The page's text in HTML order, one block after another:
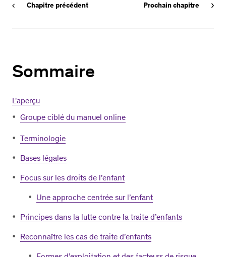
Chapitre précédent Prochain chapitre
Sommaire
L'aperçu
Groupe ciblé du manuel online
Terminologie
Bases légales
Focus sur les droits de l’enfant
Une approche centrée sur l’enfant
Principes dans la lutte contre la traite d’enfants
Reconnaître les cas de traite d’enfants